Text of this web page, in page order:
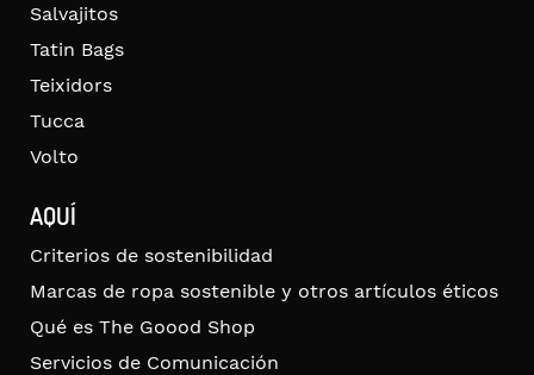
Salvajitos
Tatin Bags
Teixidors
Tucca
Volto
AQUÍ
Criterios de sostenibilidad
Marcas de ropa sostenible y otros artículos éticos
Qué es The Goood Shop
Servicios de Comunicación